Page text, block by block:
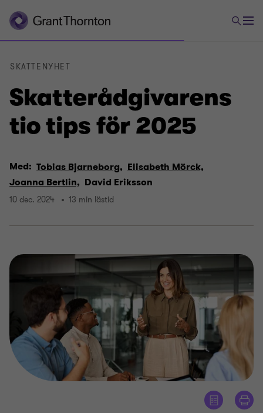
Skatte­rådgivarens
tio tips för 2025
SKATTENYHET
Med: Tobias Bjarneborg, Elisabeth Mörck,
Joanna Bertlin, David Eriksson
10 dec. 2024 13 min lästid